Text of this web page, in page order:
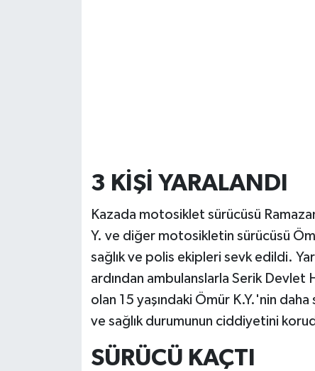
3 KİŞİ YARALANDI
Kazada motosiklet sürücüsü
Y. ve diğer motosikletin sürücüsü
sağlık ve polis ekipleri sevk edildi.
ardından ambulanslarla Serik Devlet
olan 15 yaşındaki Ömür K.Y.'nin
ve sağlık durumunun ciddiyetini
SÜRÜCÜ KAÇTI